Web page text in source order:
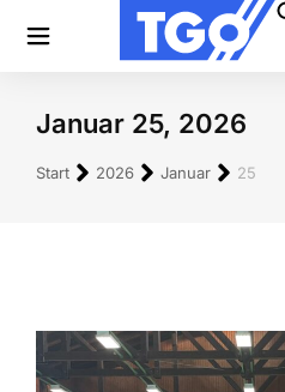
Januar 25, 2026
Sie befinden sich hier:
Start 2026 Januar 25